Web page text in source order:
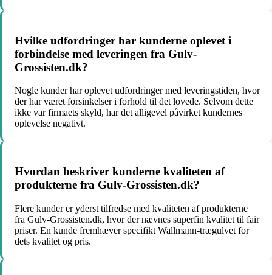
Hvilke udfordringer har kunderne oplevet i
forbindelse med leveringen fra Gulv-
Grossisten.dk?
Nogle kunder har oplevet udfordringer med leveringstiden, hvor
der har været forsinkelser i forhold til det lovede. Selvom dette
ikke var firmaets skyld, har det alligevel påvirket kundernes
oplevelse negativt.
Hvordan beskriver kunderne kvaliteten af
produkterne fra Gulv-Grossisten.dk?
Flere kunder er yderst tilfredse med kvaliteten af produkterne
fra Gulv-Grossisten.dk, hvor der nævnes superfin kvalitet til fair
priser. En kunde fremhæver specifikt Wallmann-trægulvet for
dets kvalitet og pris.